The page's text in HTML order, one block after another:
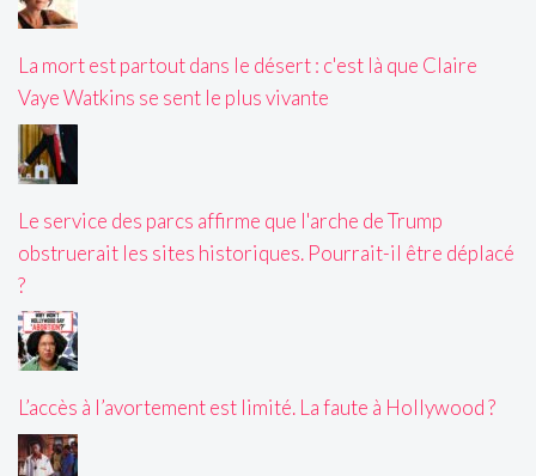
La mort est partout dans le désert : c'est là que Claire
Vaye Watkins se sent le plus vivante
Le service des parcs affirme que l'arche de Trump
obstruerait les sites historiques. Pourrait-il être déplacé
?
L’accès à l’avortement est limité. La faute à Hollywood ?